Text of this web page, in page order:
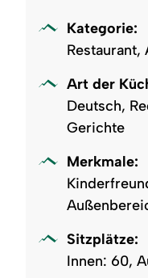
Kategorie:
Restaurant,
Art der
Deutsch,
Gerichte
Merkmale:
Sitzplätze:
Innen: 60,